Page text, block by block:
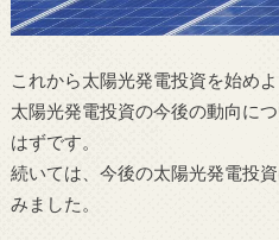
これから太陽光発電投資を始め
太陽光発電投資の今後の動向に
はずです。
続いては、今後の太陽光発電投
みました。